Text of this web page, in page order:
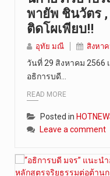
พายัพ ชินวัตร ,
ติดโผเพียบ!!
อุทัย มณี สิงหาค
วันที่ 29 สิงหาคม 2566
อธิการบดี…
READ MORE
Posted in
Leave a comment